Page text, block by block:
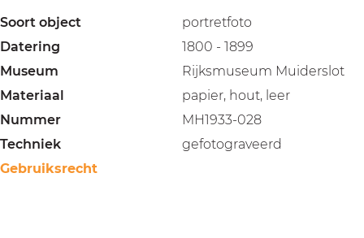
Soort object
portretfoto
Datering
1800 - 1899
Museum
Rijksmuseum Muiderslot
Materiaal
papier, hout, leer
Nummer
MH1933-028
Techniek
gefotograveerd
Gebruiksrecht